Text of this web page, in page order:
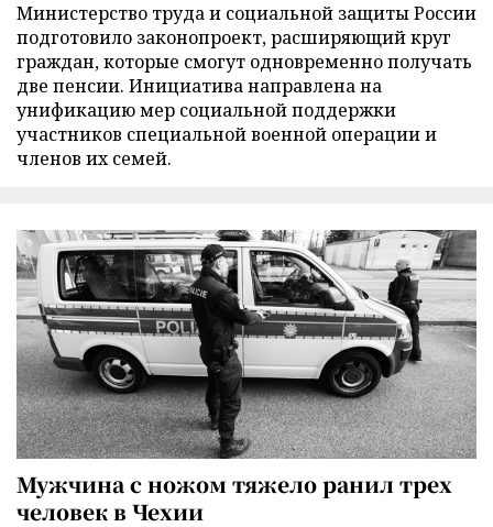
Министерство труда и социальной защиты России
подготовило законопроект, расширяющий круг
граждан, которые смогут одновременно получать
две пенсии. Инициатива направлена на
унификацию мер социальной поддержки
участников специальной военной операции и
членов их семей.
Мужчина с ножом тяжело ранил трех
человек в Чехии